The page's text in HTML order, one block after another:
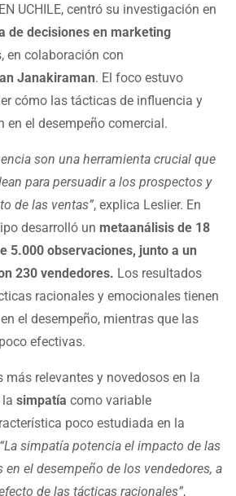
UCHILE, centró su investigación en
de decisiones en marketing
en colaboración con
Janakiraman. El foco estuvo
cómo las tácticas de influencia y
en el desempeño comercial.
son una herramienta crucial que
para persuadir a los prospectos y
de las ventas”, explica Leslier. En
desarrolló un metaanálisis de 18
5.000 observaciones, junto a un
230 vendedores. Los resultados
racionales y emocionales tienen
el desempeño, mientras que las
efectivas.
más relevantes y novedosos en la
simpatía como variable
poco estudiada en la
“La simpatía potencia el impacto de las
el desempeño de los vendedores, a
de las tácticas racionales”,